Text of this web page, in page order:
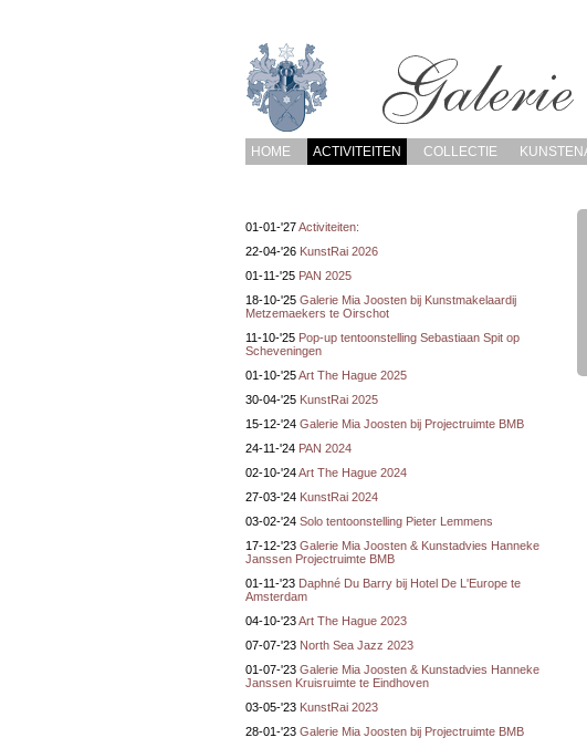
HOME ACTIVITEITEN COLLECTIE
01-01-'27Activiteiten:
22-04-'26 KunstRai 2026
01-11-'25 PAN 2025
18-10-'25 Galerie Mia Joosten bij Kunstmakelaardij
Metzemaekers te Oirschot
11-10-'25 Pop-up tentoonstelling Sebastiaan Spit op
Scheveningen
01-10-'25Art The Hague 2025
30-04-'25 KunstRai 2025
15-12-'24 Galerie Mia Joosten bij Projectruimte BMB
24-11-'24 PAN 2024
02-10-'24Art The Hague 2024
27-03-'24 KunstRai 2024
03-02-'24 Solo tentoonstelling Pieter Lemmens
17-12-'23 Galerie Mia Joosten & Kunstadvies Hanneke
Janssen Projectruimte BMB
01-11-'23 Daphné Du Barry bij Hotel De L'Europe te
Amsterdam
04-10-'23Art The Hague 2023
07-07-'23 North Sea Jazz 2023
01-07-'23 Galerie Mia Joosten & Kunstadvies Hanneke
Janssen Kruisruimte te Eindhoven
03-05-'23 KunstRai 2023
28-01-'23 Galerie Mia Joosten bij Projectruimte BMB